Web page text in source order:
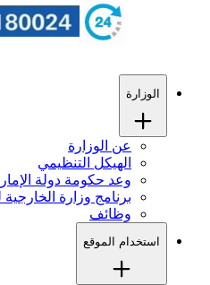
الوزارة
عن الوزارة
الهيكل التنظيمي
وعد حكومة دولة
برنامج وزارة الخارجية
وظائف
استخدام الموقع